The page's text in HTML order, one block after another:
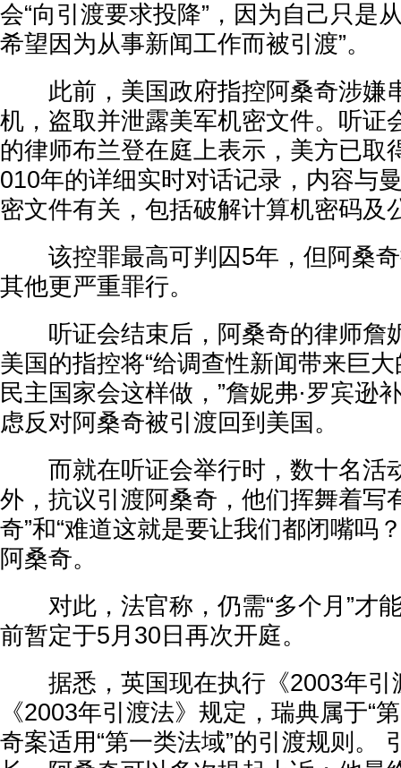
会“向引渡要求投降”，因为自己只是
希望因为从事新闻工作而被引渡”。
此前，美国政府指控阿桑奇涉嫌
机，盗取并泄露美军机密文件。听证
的律师布兰登在庭上表示，美方已取
010年的详细实时对话记录，内容与
密文件有关，包括破解计算机密码及
该控罪最高可判囚5年，但阿桑奇
其他更严重罪行。
听证会结束后，阿桑奇的律师詹
美国的指控将“给调查性新闻带来巨大
民主国家会这样做，”詹妮弗·罗宾逊
虑反对阿桑奇被引渡回到美国。
而就在听证会举行时，数十名活
外，抗议引渡阿桑奇，他们挥舞着写
奇”和“难道这就是要让我们都闭嘴吗
阿桑奇。
对此，法官称，仍需“多个月”才
前暂定于5月30日再次开庭。
据悉，英国现在执行《2003年引
《2003年引渡法》规定，瑞典属于“
奇案适用“第一类法域”的引渡规则。